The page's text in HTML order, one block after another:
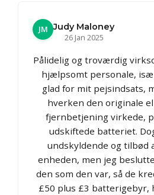
JM Judy Maloney
26 Jan 2025
Pålidelig og troværdig
hjælpsomt personale,
glad for mit pejsindsats,
hverken den originale
fjernbetjening virkede,
udskiftede batteriet.
undskyldende og tilbød
enheden, men jeg
den som den var, så de
£50 plus £3 batterigebyr,